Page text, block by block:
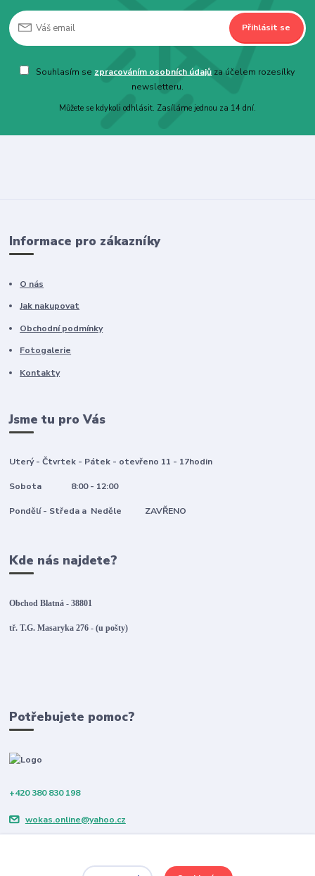
Přihlásit se
Souhlasím se zpracováním osobních údajů za účelem rozesílky
newsletteru.
Můžete se kdykoli odhlásit. Zasíláme jednou za 14 dní.
Informace pro zákazníky
O nás
Jak nakupovat
Obchodní podmínky
Fotogalerie
Kontakty
Jsme tu pro Vás
Uterý - Čtvrtek - Pátek - otevřeno 11 - 17hodin
Sobota 8:00 - 12:00
Pondělí - Středa a Neděle ZAVŘENO
Kde nás najdete?
Obchod Blatná - 38801
tř. T.G. Masaryka 276 - (u pošty)
Potřebujete pomoc?
+420 380 830 198
wokas.online@yahoo.cz